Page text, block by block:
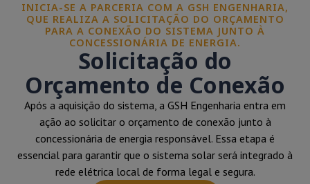
INICIA-SE A PARCERIA COM A GSH ENGENHARIA,
QUE REALIZA A SOLICITAÇÃO DO ORÇAMENTO
PARA A CONEXÃO DO SISTEMA JUNTO À
CONCESSIONÁRIA DE ENERGIA.
Solicitação do
Orçamento de Conexão
Após a aquisição do sistema, a GSH Engenharia entra em
ação ao solicitar o orçamento de conexão junto à
concessionária de energia responsável. Essa etapa é
essencial para garantir que o sistema solar será integrado à
rede elétrica local de forma legal e segura.